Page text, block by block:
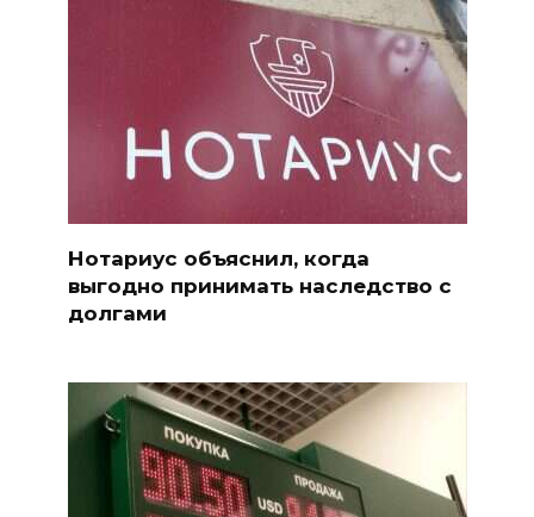
Нотариус объяснил, когда
выгодно принимать наследство с
долгами